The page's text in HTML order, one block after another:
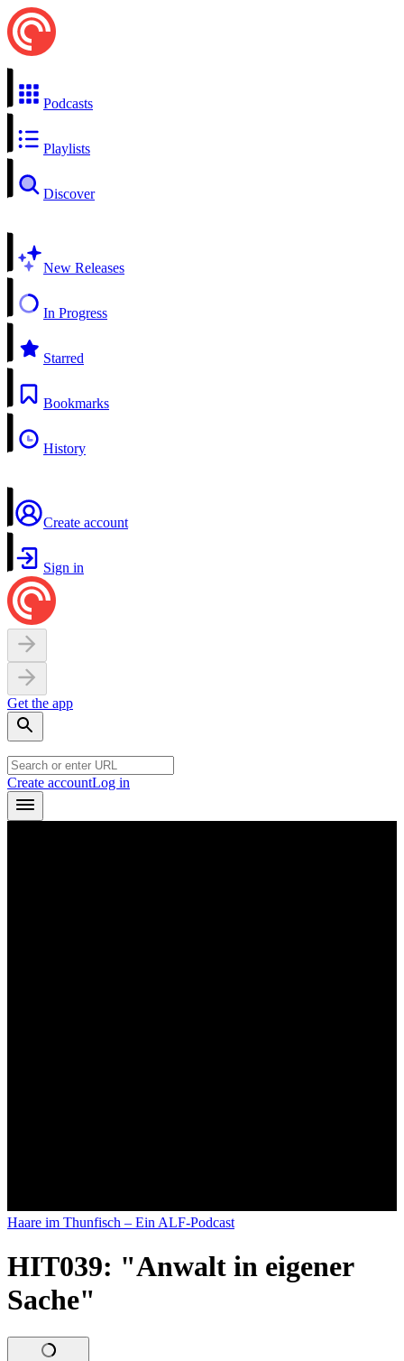
Podcasts
Playlists
Discover
New Releases
In Progress
Starred
Bookmarks
History
Create account
Sign in
Get the app
Create accountLog in
Haare im Thunfisch – Ein ALF-Podcast
HIT039: "Anwalt in eigener
Sache"